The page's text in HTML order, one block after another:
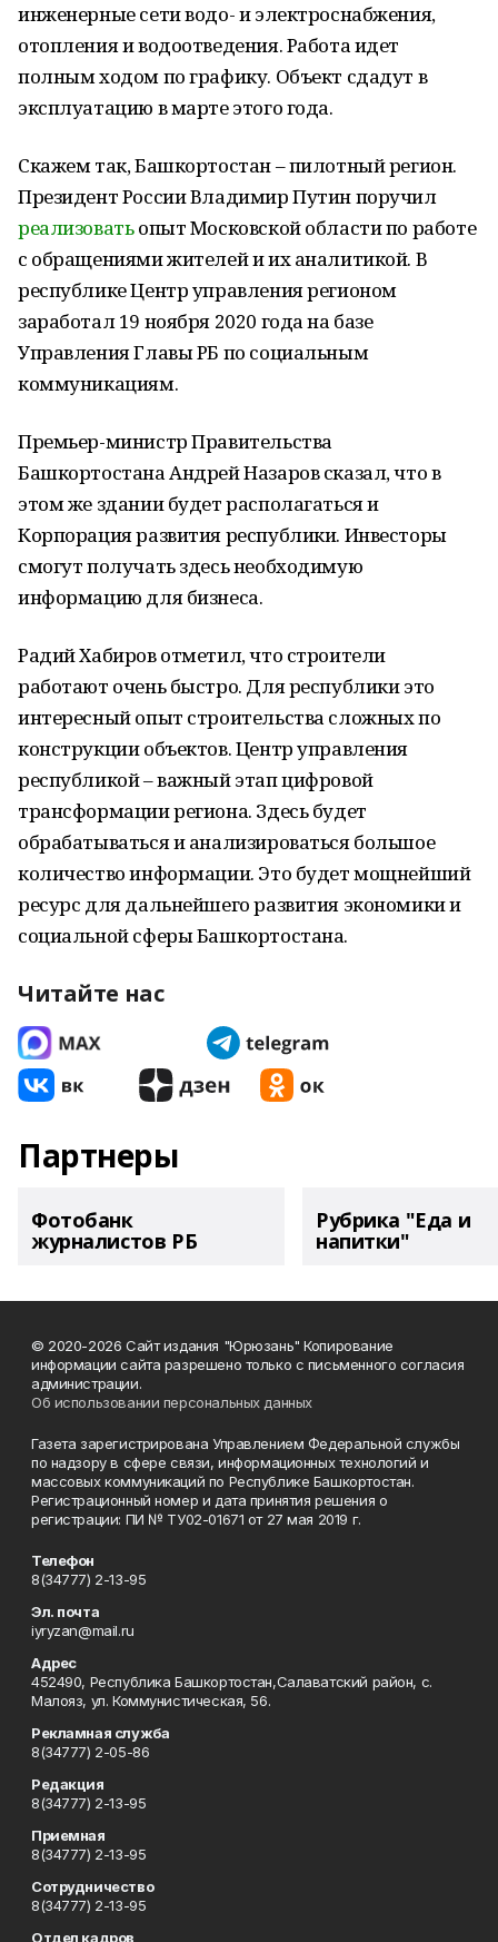
инженерные сети водо- и электроснабжения,
отопления и водоотведения. Работа идет
полным ходом по графику. Объект сдадут в
эксплуатацию в марте этого года.
Скажем так, Башкортостан – пилотный регион.
Президент России Владимир Путин поручил
реализоватьопыт Московской области по работе
с обращениями жителей и их аналитикой. В
республике Центр управления регионом
заработал 19 ноября 2020 года на базе
Управления Главы РБ по социальным
коммуникациям.
Премьер-министр Правительства
Башкортостана Андрей Назаров сказал, что в
этом же здании будет располагаться и
Корпорация развития республики. Инвесторы
смогут получать здесь необходимую
информацию для бизнеса.
Радий Хабиров отметил, что строители
работают очень быстро. Для республики это
интересный опыт строительства сложных по
конструкции объектов. Центр управления
республикой – важный этап цифровой
трансформации региона. Здесь будет
обрабатываться и анализироваться большое
количество информации. Это будет мощнейший
ресурс для дальнейшего развития экономики и
социальной сферы Башкортостана.
Читайте нас
Партнеры
Фотобанк
журналистов РБ
Рубрика "Еда и
напитки"
© 2020-2026 Сайт издания "Юрюзань" Копирование
информации сайта разрешено только с письменного согласия
администрации.
Об использовании персональных данных
Газета зарегистрирована Управлением Федеральной службы
по надзору в сфере связи, информационных технологий и
массовых коммуникаций по Республике Башкортостан.
Регистрационный номер и дата принятия решения о
регистрации: ПИ № ТУ02-01671 от 27 мая 2019 г.
Телефон
8(34777) 2-13-95
Эл. почта
iyryzan@mail.ru
Адрес
452490, Республика Башкортостан,Салаватский район, с.
Малояз, ул. Коммунистическая, 56.
Рекламная служба
8(34777) 2-05-86
Редакция
8(34777) 2-13-95
Приемная
8(34777) 2-13-95
Сотрудничество
8(34777) 2-13-95
Отдел кадров